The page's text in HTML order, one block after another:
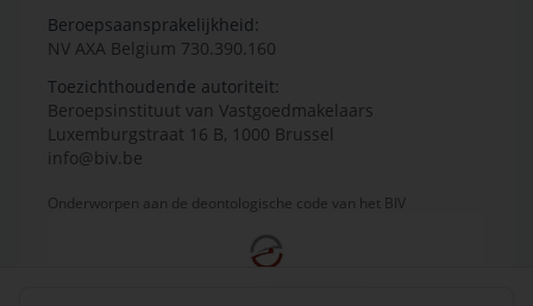
Beroepsaansprakelijkheid:
NV AXA Belgium 730.390.160
Toezichthoudende autoriteit:
Beroepsinstituut van Vastgoedmakelaars
Luxemburgstraat 16 B, 1000 Brussel
info@biv.be
Onderworpen aan de deontologische code van het BIV